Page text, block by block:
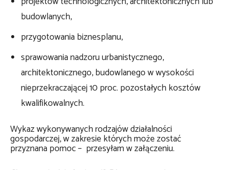
budowlanych,
przygotowania biznesplanu,
sprawowania nadzoru urbanistycznego,
architektonicznego, budowlanego w wysokości
nieprzekraczającej 10 proc. pozostałych kosztów
kwalifikowalnych.
Wykaz wykonywanych rodzajów działalności
gospodarczej, w zakresie których może zostać
przyznana pomoc – przesyłam w załączeniu.